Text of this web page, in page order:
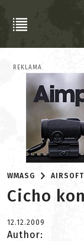
REKLAMA
WMASG AIRSOFT
Cicho
12.12.2009
Author: